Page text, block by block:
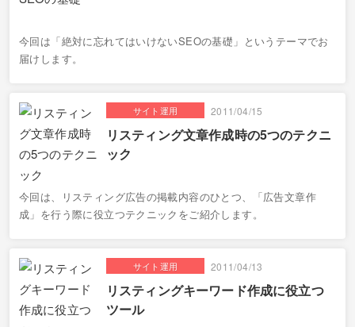
今回は「絶対に忘れてはいけないSEOの基礎」というテーマでお
届けします。
サイト運用 2011/04/15
リスティング文章作成時の5つのテクニ
ック
今回は、リスティング広告の掲載内容のひとつ、「広告文章作
成」を行う際に役立つテクニックをご紹介します。
サイト運用 2011/04/13
リスティングキーワード作成に役立つ
ツール